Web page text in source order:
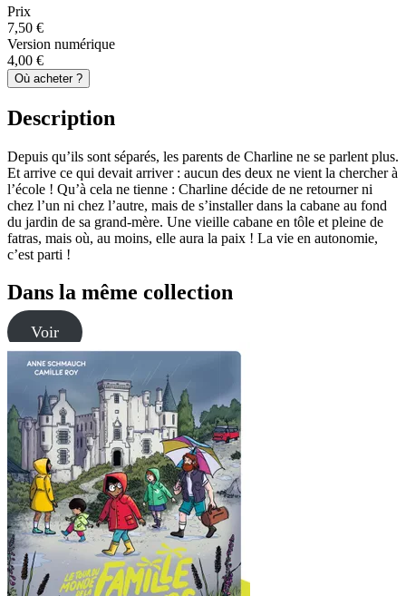
Prix
7,50 €
Version numérique
4,00 €
Où acheter ?
Description
Depuis qu’ils sont séparés, les parents de Charline ne se parlent plus.
Et arrive ce qui devait arriver : aucun des deux ne vient la chercher à
l’école ! Qu’à cela ne tienne : Charline décide de ne retourner ni
chez l’un ni chez l’autre, mais de s’installer dans la cabane au fond
du jardin de sa grand-mère. Une vieille cabane en tôle et pleine de
fatras, mais où, au moins, elle aura la paix ! La vie en autonomie,
c’est parti !
Dans la même collection
Voir